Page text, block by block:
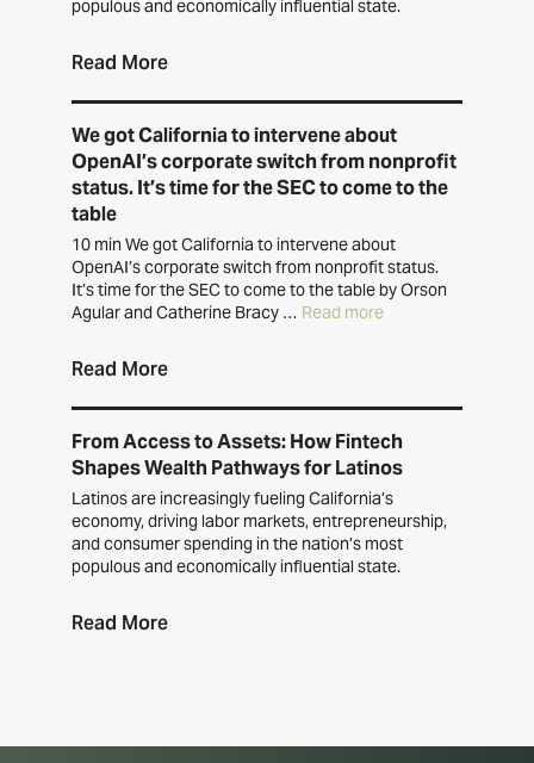
populous and economically influential state.
Read More
We got California to intervene about
OpenAI’s corporate switch from nonprofit
status. It’s time for the SEC to come to the
table
10 min We got California to intervene about
OpenAI’s corporate switch from nonprofit status.
It’s time for the SEC to come to the table by Orson
Agular and Catherine Bracy … Read more
Read More
From Access to Assets: How Fintech
Shapes Wealth Pathways for Latinos
Latinos are increasingly fueling California’s
economy, driving labor markets, entrepreneurship,
and consumer spending in the nation’s most
populous and economically influential state.
Read More